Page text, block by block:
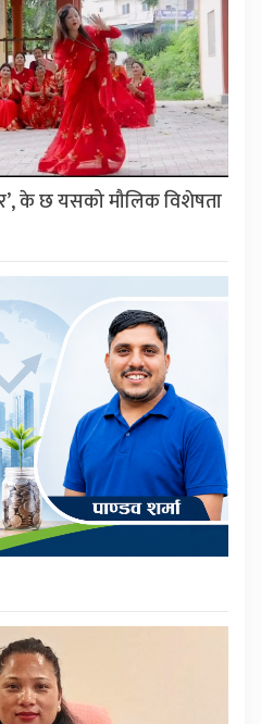
के छ यसको मौलिक विशेषता